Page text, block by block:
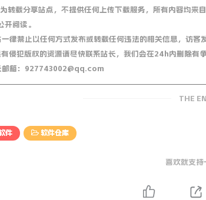
转载分享站点，不提供任何上传下载服务，所有内容均来
开阅读。
一律禁止以任何方式发布或转载任何违法的相关信息，访客
有侵犯版权的资源请尽快联系站长，我们会在24h内删除有争
邮箱：927743002@qq.com
THE
件 软件仓库
喜欢就支持